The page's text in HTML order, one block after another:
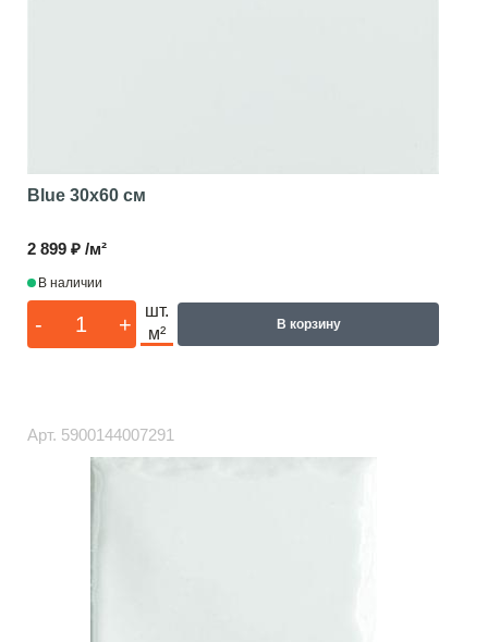
Blue 30x60 см
2 899 ₽ /м²
В наличии
- +
шт.
м²
В корзину
Арт. 5900144007291